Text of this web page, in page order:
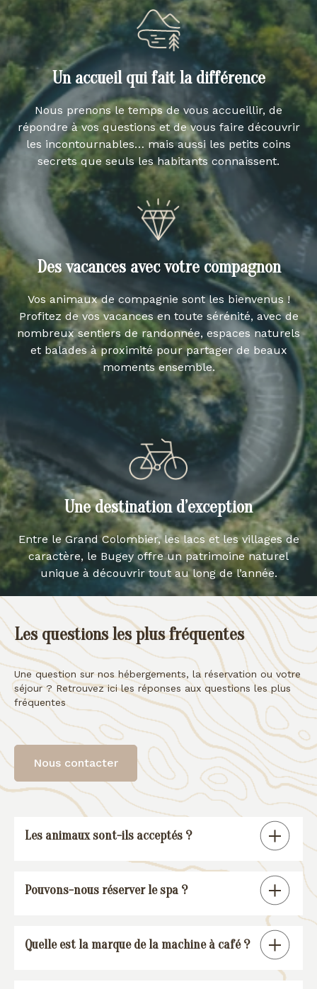
Un accueil qui fait la différence
Nous prenons le temps de vous accueillir, de
répondre à vos questions et de vous faire découvrir
les incontournables… mais aussi les petits coins
secrets que seuls les habitants connaissent.
Des vacances avec votre compagnon
Vos animaux de compagnie sont les bienvenus !
Profitez de vos vacances en toute sérénité, avec de
nombreux sentiers de randonnée, espaces naturels
et balades à proximité pour partager de beaux
moments ensemble.
Une destination d’exception
Entre le Grand Colombier, les lacs et les villages de
caractère, le Bugey offre un patrimoine naturel
unique à découvrir tout au long de l’année.
Les questions les plus fréquentes
Une question sur nos hébergements, la réservation ou votre
séjour ? Retrouvez ici les réponses aux questions les plus
fréquentes
Nous contacter
Les animaux sont-ils acceptés ?
Tous nos gîtes sont « pet friendly », à
l’exception de la suite spa.
Pouvons-nous réserver le spa ?
pourrez réserver une session spa (voir
Quelle est la marque de la machine à café ?